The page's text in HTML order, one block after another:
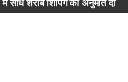
में सीधे शराब शिपिंग की अनुमति दी